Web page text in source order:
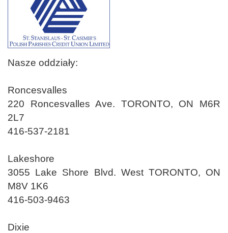
Nasze oddziały:
Roncesvalles
220 Roncesvalles Ave. TORONTO, ON M6R
2L7
416-537-2181
Lakeshore
3055 Lake Shore Blvd. West TORONTO, ON
M8V 1K6
416-503-9463
Dixie